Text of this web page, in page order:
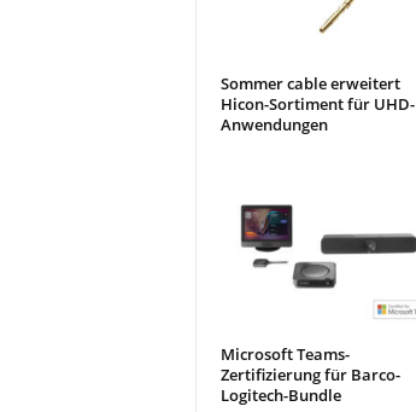
Sommer cable erweitert
Hicon-Sortiment für UHD-
Anwendungen
Microsoft Teams-
Zertifizierung für Barco-
Logitech-Bundle